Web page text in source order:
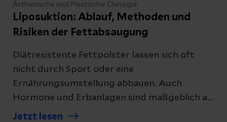
Ästhetische und Plastische Chirurgie
Liposuktion: Ablauf, Methoden und
Risiken der Fettabsaugung
Diätresistente Fettpolster lassen sich oft
nicht durch Sport oder eine
Ernährungsumstellung abbauen. Auch
Hormone und Erbanlagen sind maßgeblich an
der Fettverteilung im Körper beteiligt. Durch
Jetzt lesen